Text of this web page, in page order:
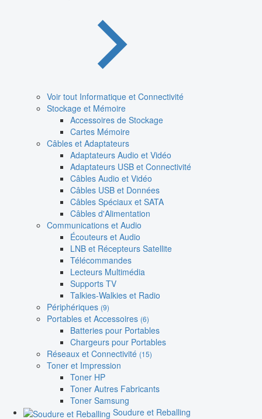
Voir tout Informatique et Connectivité
Stockage et Mémoire
Accessoires de Stockage
Cartes Mémoire
Câbles et Adaptateurs
Adaptateurs Audio et Vidéo
Adaptateurs USB et Connectivité
Câbles Audio et Vidéo
Câbles USB et Données
Câbles Spéciaux et SATA
Câbles d'Alimentation
Communications et Audio
Écouteurs et Audio
LNB et Récepteurs Satellite
Télécommandes
Lecteurs Multimédia
Supports TV
Talkies-Walkies et Radio
Périphériques (9)
Portables et Accessoires (6)
Batteries pour Portables
Chargeurs pour Portables
Réseaux et Connectivité (15)
Toner et Impression
Toner HP
Toner Autres Fabricants
Toner Samsung
Soudure et Reballing